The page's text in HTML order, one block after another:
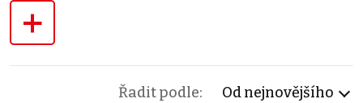
+
Řadit podle: Od nejnovějšího